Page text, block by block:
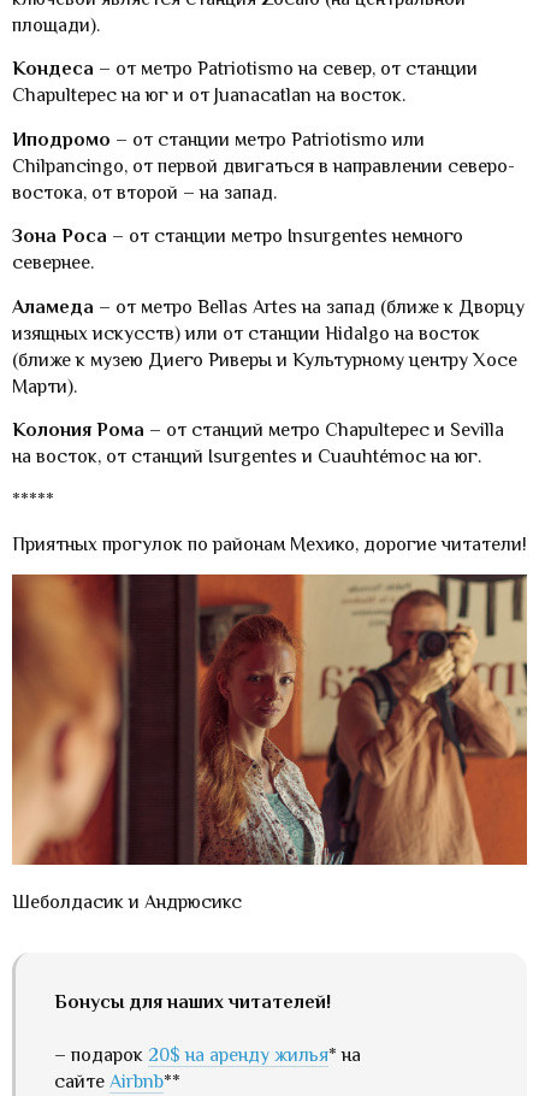
площади).
Кондеса – от метро Patriotismo на север, от станции
Chapultepec на юг и от Juanacatlan на восток.
Иподромо – от станции метро Patriotismo или
Chilpancingo, от первой двигаться в направлении северо-
востока, от второй – на запад.
Зона Роса – от станции метро Insurgentes немного
севернее.
Аламеда – от метро Bellas Artes на запад (ближе к Дворцу
изящных искусств) или от станции Hidalgo на восток
(ближе к музею Диего Риверы и Культурному центру Хосе
Марти).
Колония Рома – от станций метро Chapultepec и Sevilla
на восток, от станций Isurgentes и Cuauhtémoc на юг.
*****
Приятных прогулок по районам Мехико, дорогие читатели!
Шеболдасик и Андрюсикс
Бонусы для наших читателей!
– подарок 20$ на аренду жилья* на
сайте Airbnb**